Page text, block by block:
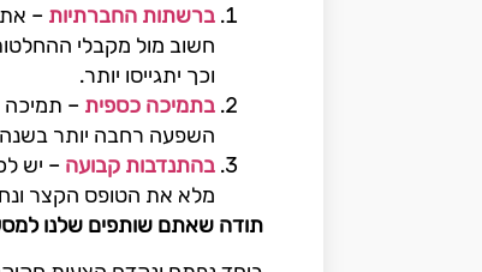
ברשתות החברתיות –
חשוב מול מקבלי
וכך יתגייסו יותר.
בתמיכה כספית – תמיכה
השפעה רחבה יותר
בהתנדבות קבועה – יש
מלא את הטופס הקצר
תודה שאתם שותפים שלנו